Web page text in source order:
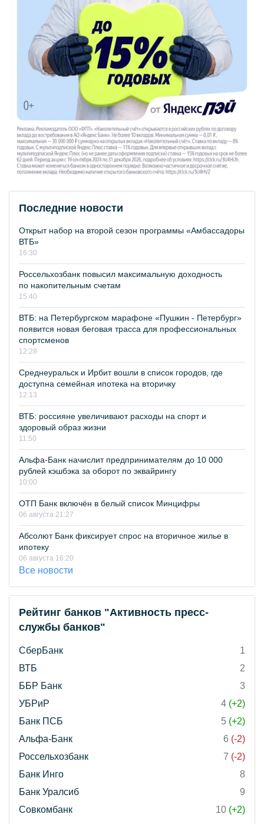
Последние новости
Открыт набор на второй сезон программы «Амбассадоры
ВТБ»
16:30
Россельхозбанк повысил максимальную доходность
по накопительным счетам
15:40
ВТБ: на Петербургском марафоне «Пушкин - Петербург»
появится новая беговая трасса для профессиональных
спортсменов
12:28
Среднеуральск и Ирбит вошли в список городов, где
доступна семейная ипотека на вторичку
12:13
ВТБ: россияне увеличивают расходы на спорт и
здоровый образ жизни
11:50
Альфа-Банк начислит предпринимателям до 10 000
рублей кэшбэка за оборот по эквайрингу
10:00
ОТП Банк включён в белый список Минцифры
06 августа 21:27
Абсолют Банк фиксирует спрос на вторичное жилье в
ипотеку
06 августа 16:20
Все новости
Рейтинг банков "Активность пресс-
службы банков"
СберБанк
1
ВТБ
2
ББР Банк
3
УБРиР
4 (+2)
Банк ПСБ
5 (+2)
Альфа-Банк
6 (-2)
Россельхозбанк
7 (-2)
Банк Инго
8
Банк Уралсиб
9
Совкомбанк
10 (+2)